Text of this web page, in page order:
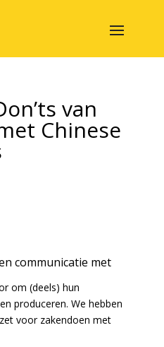
van
Chinese
communicatie met
om (deels) hun
produceren. We hebben
voor zakendoen met